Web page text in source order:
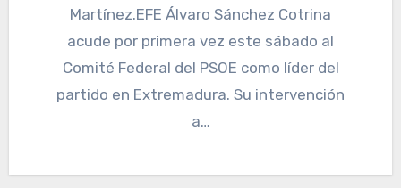
Martínez.EFE Álvaro Sánchez Cotrina
acude por primera vez este sábado al
Comité Federal del PSOE como líder del
partido en Extremadura. Su intervención
a…